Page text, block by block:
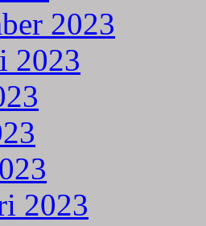
2023
2023
2023